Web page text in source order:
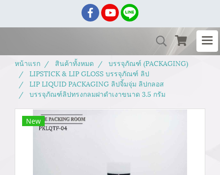
หน้าแรก สินค้าทั้งหมด
บรรจุภัณฑ์ (PACKAGING)
LIPSTICK & LIP GLOSS บรรจุภัณฑ์ ลิป
LIP LIQUID PACKAGING ลิปจิ้มจุ่ม ลิปกลอส
บรรจุภัณฑ์ลิปทรงกลมฝาดำเงาขนาด 3.5 กรัม
New